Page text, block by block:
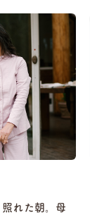
れた朝。母